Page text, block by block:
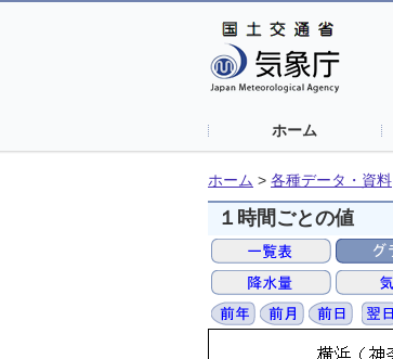
ホーム
ホーム > 各種データ・資料
１時間ごとの値